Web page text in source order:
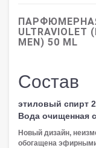
ПАРФЮМЕРНАЯ
ULTRAVIOLET
MEN) 50 ML
Состав
этиловый спирт
Вода очищенная
Новый дизайн,
обогащена